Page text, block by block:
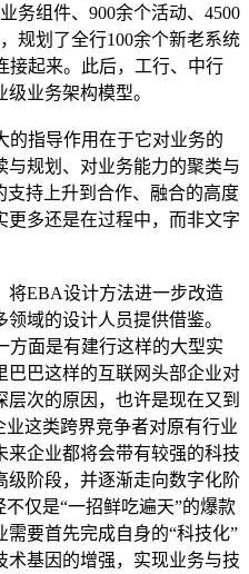
务组件、900余个活动、4500
规划了全行100余个新老系统
接起来。此后，工行、中行
业务架构模型。
指导作用在于它对业务的
规划、对业务能力的聚类与
持上升到合作、融合的高度
更多还是在过程中，而非文字
EBA设计方法进一步改造
域的设计人员提供借鉴。
方面是有建行这样的大型实
巴巴这样的互联网头部企业对
次的原因，也许是现在又到
业这类跨界竞争者对原有行业
来企业都将会带有较强的科技
级阶段，并逐渐走向数字化阶
仅是“一招鲜吃遍天”的爆款
要首先完成自身的“科技化”
术基因的增强，实现业务与技